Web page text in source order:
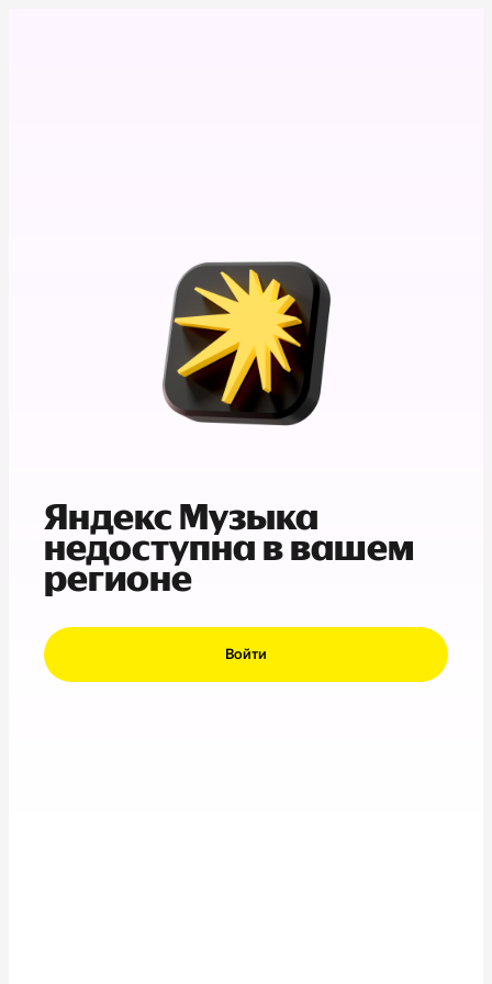
Яндекс Музыка
недоступна в вашем
регионе
Войти